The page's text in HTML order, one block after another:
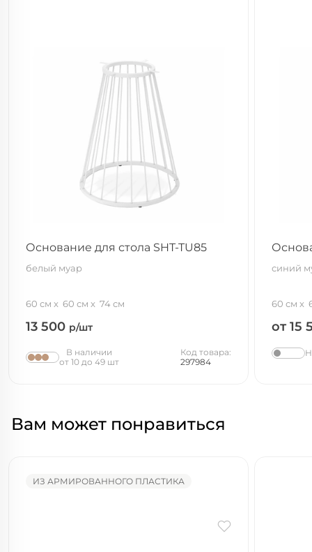
Основание для стола SHT-TU85
белый муар
60 см 60 см 74 см
13 500 р/шт
В наличии
от 10 до 49 шт
Код товара:
297984
синий
60 см
от 15
Вам может понравиться
ИЗ АРМИРОВАННОГО ПЛАСТИКА